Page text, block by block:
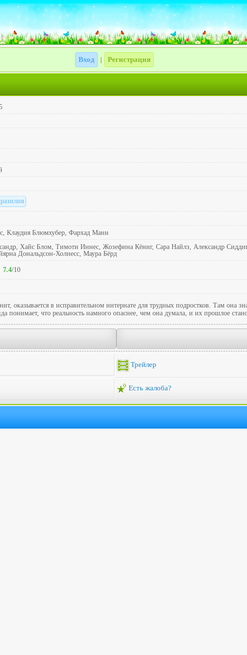
Вход Регистрация
Клаудия Блюмхубер, Фархад Манн
Хайс Блом, Тимоти Иннес, Жозефина Кёниг, Сара Найлз, Александр
Дональдсон-Холнесс, Маура Бёрд
7.4/10
оказывается в исправительном интернате для трудных подростков. Там она
что реальность намного опаснее, чем она думала, и их прошлое
Трейлер
Есть жалоба?